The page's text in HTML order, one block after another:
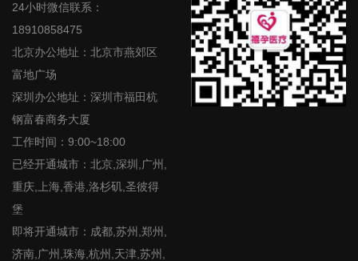
24小时微信联系：
18910858475
北京办公地址：北京市燕郊区
富地广场
深圳办公地址：深圳市福田杭
钢富春商务大厦
工作时间：9:00~18:00
已经开通城市：北京,深圳,广州,
重庆,上海,香港,洛杉矶,圣彼得
堡
即将开通城市：成都,苏州,郑州,
济南,广州,珠海,杭州,天津,苏州,